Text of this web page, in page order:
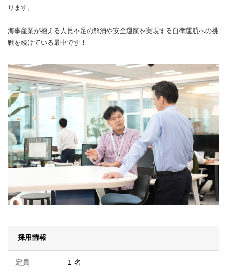
ります。
海事産業が抱える人員不足の解消や安全運航を実現する自律運航への挑
戦を続けている最中です！
採用情報
定員 1 名